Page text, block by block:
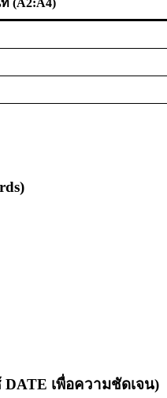
(A2:A4)
DATE เพื่อความชัดเจน)